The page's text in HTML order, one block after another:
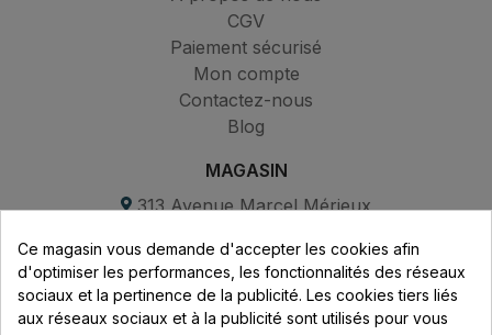
CGV
Paiement sécurisé
Mon compte
Contactez-nous
Blog
MAGASIN
313 Avenue Marcel Mérieux
69530 Brignais
Lundi au vendredi :
Ce magasin vous demande d'accepter les cookies afin
d'optimiser les performances, les fonctionnalités des réseaux
sociaux et la pertinence de la publicité. Les cookies tiers liés
aux réseaux sociaux et à la publicité sont utilisés pour vous